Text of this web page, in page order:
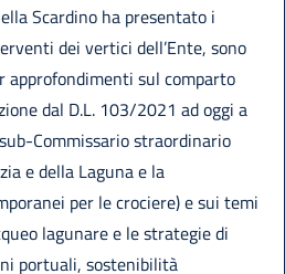
Scardino ha presentato i
dei vertici dell’Ente, sono
approfondimenti sul comparto
dal D.L. 103/2021 ad oggi a
Commissario straordinario
e della Laguna e la
per le crociere) e sui temi
lagunare e le strategie di
portuali, sostenibilità